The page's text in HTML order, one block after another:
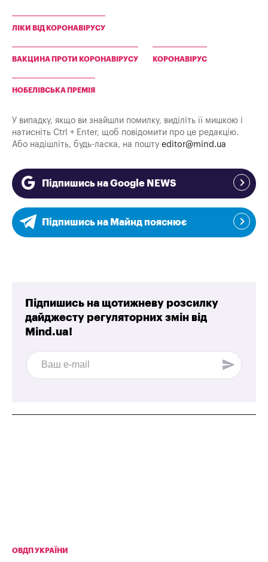
ЛІКИ ВІД КОРОНАВІРУСУ
ВАКЦИНА ПРОТИ КОРОНАВІРУСУ КОРОНАВІРУС
НОБЕЛІВСЬКА ПРЕМІЯ
У випадку, якщо ви знайшли помилку, виділіть її мишкою і
натисніть Ctrl + Enter, щоб повідомити про це редакцію.
Або надішліть, будь-ласка, на пошту editor@mind.ua
Підпишись на Google NEWS
Підпишись на Майнд пояснює
Підпишись на щотижневу розсилку
дайджесту регуляторних змін від
Mind.ua!
ОВДП УКРАЇНИ